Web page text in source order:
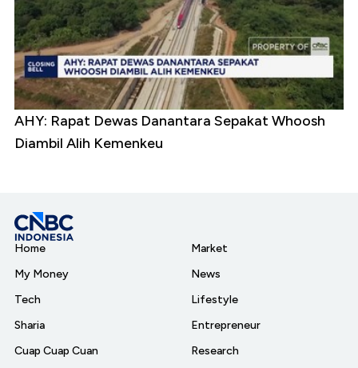
AHY: Rapat Dewas Danantara Sepakat Whoosh
Diambil Alih Kemenkeu
Home
My Money
Tech
Sharia
Cuap Cuap Cuan
Market
News
Lifestyle
Entrepreneur
Research